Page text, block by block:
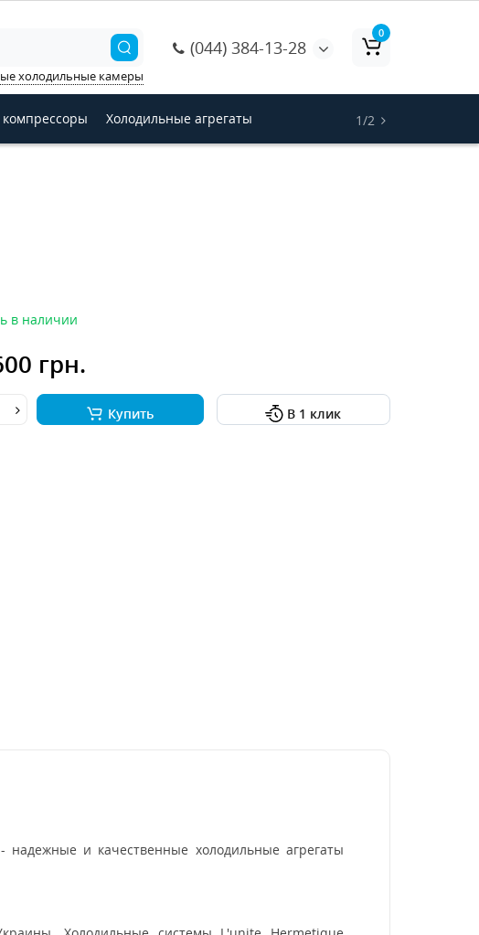
(044) 384-13-28
холодильные камеры
0
Холодильные агрегаты 1/2
в наличии
грн.
Купить В 1 клик
- надежные и качественные холодильные агрегаты